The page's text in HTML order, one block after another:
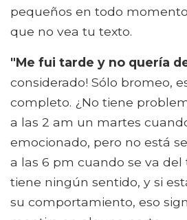
pequeños en todo
que no vea tu texto.
"Me fui tarde y no quería
considerado! Sólo bromeo,
completo. ¿No tiene
a las 2 am un martes
emocionado, pero no está
a las 6 pm cuando se va del
tiene ningún sentido, y si
su comportamiento, eso